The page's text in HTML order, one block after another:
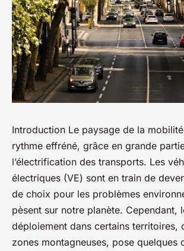
Introduction Le paysage de la
rythme effréné, grâce en grande
l’électrification des transports. Les
électriques (VE) sont en train de
de choix pour les problèmes
pèsent sur notre planète. Cependant,
déploiement dans certains territoires,
zones montagneuses, pose quelques